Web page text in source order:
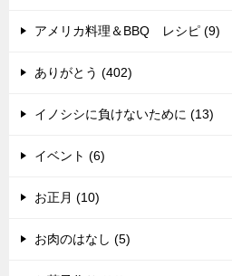
アメリカ料理＆BBQ レシピ (9)
ありがとう (402)
イノシシに負けないために (13)
イベント (6)
お正月 (10)
お肉のはなし (5)